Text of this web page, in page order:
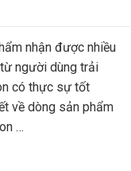
nhận được nhiều
người dùng trải
có thực sự tốt
về dòng sản phẩm
…